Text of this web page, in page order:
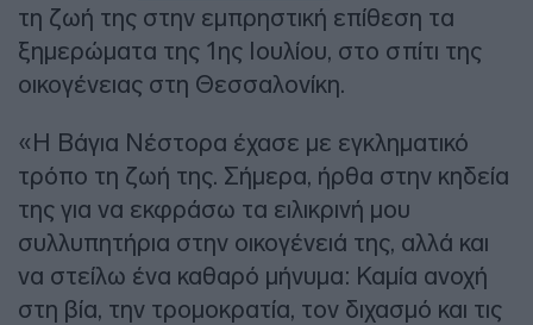
τη ζωή της στην εμπρηστική επίθεση τα
ξημερώματα της 1ης Ιουλίου, στο σπίτι της
οικογένειας στη Θεσσαλονίκη.
«Η Βάγια Νέστορα έχασε με εγκληματικό
τρόπο τη ζωή της. Σήμερα, ήρθα στην κηδεία
της για να εκφράσω τα ειλικρινή μου
συλλυπητήρια στην οικογένειά της, αλλά και
να στείλω ένα καθαρό μήνυμα: Καμία ανοχή
στη βία, την τρομοκρατία, τον διχασμό και τις